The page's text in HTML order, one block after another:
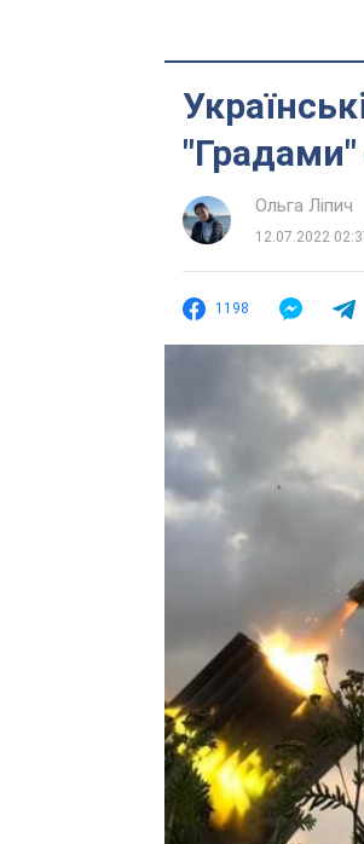
"Градами"
Ольга Ліпич
12.07.2022
1198